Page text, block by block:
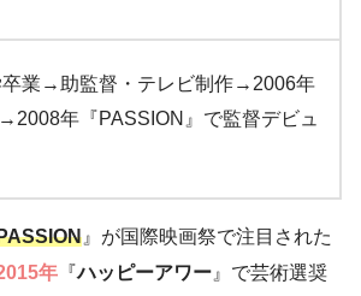
卒業→助監督・テレビ制作→2006年
年『PASSION』で監督デビュ
』が国際映画祭で注目された
年 『ハッピーアワー 』で芸術選奨